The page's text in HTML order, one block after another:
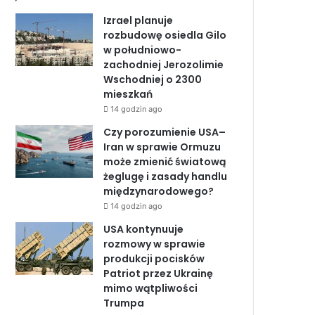
o
o
d
b
e
Izrael planuje
rozbudowę osiedla Gilo
w południowo-
zachodniej Jerozolimie
Wschodniej o 2300
mieszkań
14 godzin ago
Czy porozumienie USA–
Iran w sprawie Ormuzu
może zmienić światową
żeglugę i zasady handlu
międzynarodowego?
14 godzin ago
USA kontynuuje
rozmowy w sprawie
produkcji pocisków
Patriot przez Ukrainę
mimo wątpliwości
Trumpa